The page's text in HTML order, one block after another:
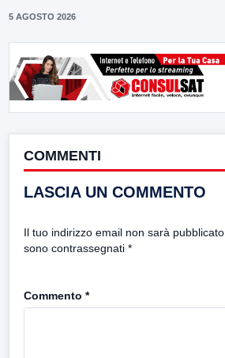
5 AGOSTO 2026
COMMENTI
LASCIA UN COMMENTO
Il tuo indirizzo email non sarà pubblicato.
sono contrassegnati *
Commento *